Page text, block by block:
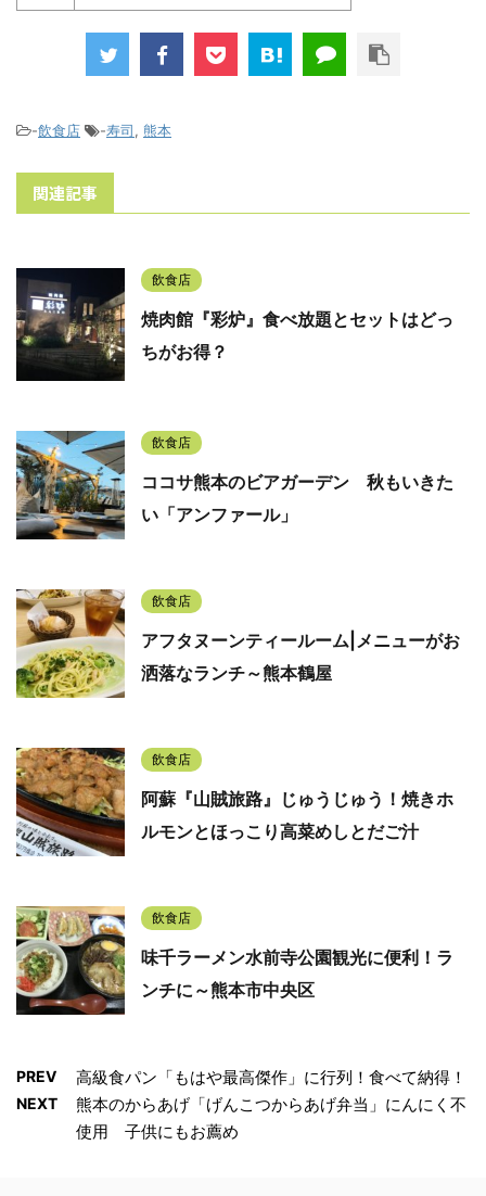
-飲食店 -寿司, 熊本
関連記事
飲食店
焼肉館『彩炉』食べ放題とセットはどっ
ちがお得？
飲食店
ココサ熊本のビアガーデン 秋もいきた
い「アンファール」
飲食店
アフタヌーンティールーム|メニューがお
洒落なランチ～熊本鶴屋
飲食店
阿蘇『山賊旅路』じゅうじゅう！焼きホ
ルモンとほっこり高菜めしとだご汁
飲食店
味千ラーメン水前寺公園観光に便利！ラ
ンチに～熊本市中央区
PREV 高級食パン「もはや最高傑作」に行列！食べて納得！
NEXT
熊本のからあげ「げんこつからあげ弁当」にんにく不
使用 子供にもお薦め